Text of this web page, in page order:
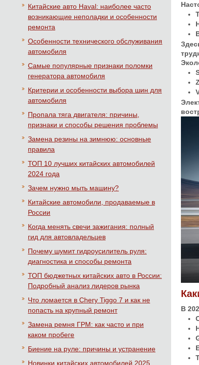
Китайские авто Haval: наиболее часто
возникающие неполадки и особенности
ремонта
Особенности технического обслуживания
автомобиля
Самые популярные признаки поломки
генератора автомобиля
Критерии и особенности выбора шин для
автомобиля
Пропала тяга двигателя: причины,
признаки и способы решения проблемы
Замена резины на зимнюю: основные
правила
ТОП 10 лучших китайских автомобилей
2024 года
Зачем нужно мыть машину?
Китайские автомобили, продаваемые в
России
Когда менять свечи зажигания: полный
гид для автовладельцев
Почему шумит гидроусилитель руля:
диагностика и способы ремонта
ТОП бюджетных китайских авто в России:
Подробный анализ лидеров рынка
Что ломается в Chery Tiggo 7 и как не
попасть на крупный ремонт
Замена ремня ГРМ: как часто и при
каком пробеге
Биение на руле: причины и устранение
Новинки китайских автомобилей 2025
В